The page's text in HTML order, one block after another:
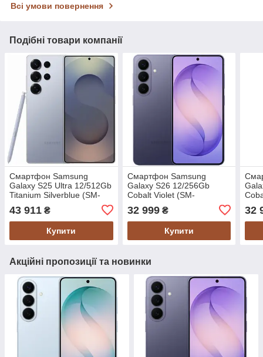
Всі умови повернення
Подібні товари компанії
Смартфон Samsung
Galaxy S25 Ultra 12/512Gb
Titanium Silverblue (SM-
Adapter Global version
43 911 ₴
Купити
Смартфон Samsung
Galaxy S26 12/256Gb
Cobalt Violet (SM-
Global version
32 999₴
Купити
32
Акційні пропозиції та новинки